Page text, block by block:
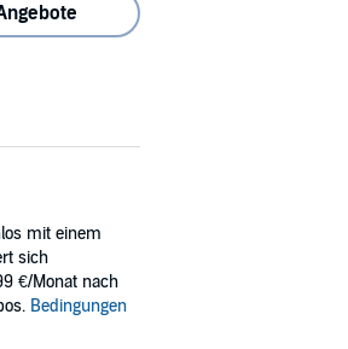
mit einem
sich
€/Monat nach
Bedingungen